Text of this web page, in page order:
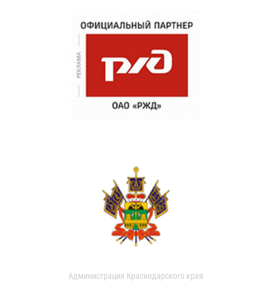
Администрация Краснодарского края